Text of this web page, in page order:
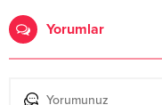
Yorumlar